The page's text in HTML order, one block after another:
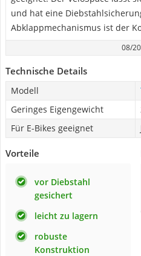
und hat eine
Abklappmechanismus ist der
08/
Technische Details
Modell
Geringes Eigengewicht
Für E-Bikes geeignet
Vorteile
vor Diebstahl
gesichert
leicht zu lagern
robuste
Konstruktion